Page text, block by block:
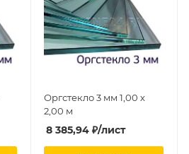
Оргстекло 3 мм 1,00 х
2,00 м
8 385,94₽/лист